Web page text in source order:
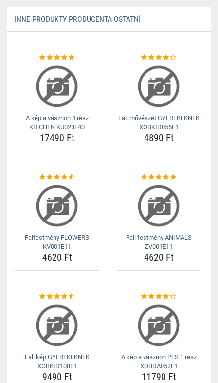
INNE PRODUKTY PRODUCENTA OSTATNÍ
A kép a vásznon 4 rész
KITCHEN KU023E40
17490 Ft
Fali művészet GYEREKEKNEK
XOBKID056E1
4890 Ft
Falfestmény FLOWERS
KV001E11
4620 Ft
Fali festmény ANIMALS
ZV001E11
4620 Ft
Fali kép GYEREKEKNEK
XOBKID108E1
9490 Ft
A kép a vásznon PES 1 rész
XOBDA052E1
11790 Ft